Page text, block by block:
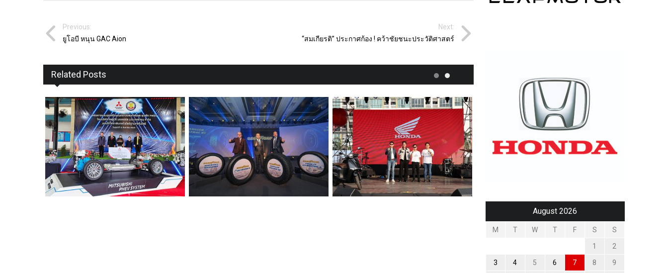
Previous:
ยูโอบี หนุน GAC Aion
Next:
“สมเกียรติ” ประกาศก้อง ! คว้าชัยชนะประวัติศาสตร์
Related Posts
August 2026
M T W T F S S
1 2
3 4 5 6 7 8 9